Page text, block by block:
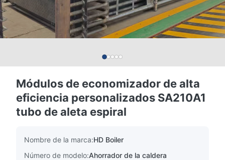
Módulos de economizador de alta
eficiencia personalizados SA210A1
tubo de aleta espiral
Nombre de la marca:HD Boiler
Número de modelo:Ahorrador de la caldera